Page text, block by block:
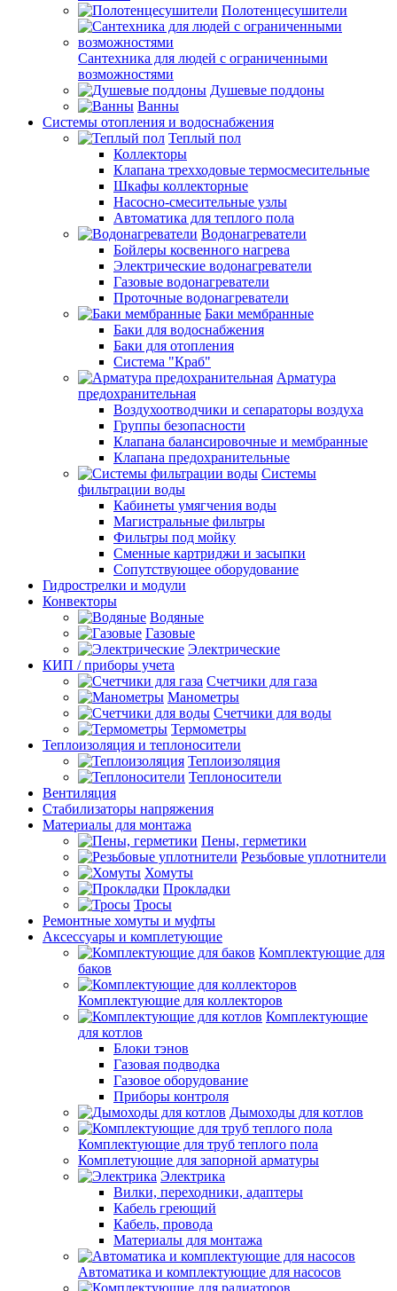
Полотенцесушители
Сантехника для людей с ограниченными
возможностями
Душевые поддоны
Ванны
Системы отопления и водоснабжения
Теплый пол
Коллекторы
Клапана трехходовые термосмесительные
Шкафы коллекторные
Насосно-смесительные узлы
Автоматика для теплого пола
Водонагреватели
Бойлеры косвенного нагрева
Электрические водонагреватели
Газовые водонагреватели
Проточные водонагреватели
Баки мембранные
Баки для водоснабжения
Баки для отопления
Система "Краб"
Арматура
предохранительная
Воздухоотводчики и сепараторы воздуха
Группы безопасности
Клапана балансировочные и мембранные
Клапана предохранительные
Системы
фильтрации воды
Кабинеты умягчения воды
Магистральные фильтры
Фильтры под мойку
Сменные картриджи и засыпки
Сопутствующее оборудование
Гидрострелки и модули
Конвекторы
Водяные
Газовые
Электрические
КИП / приборы учета
Счетчики для газа
Манометры
Счетчики для воды
Термометры
Теплоизоляция и теплоносители
Теплоизоляция
Теплоносители
Вентиляция
Стабилизаторы напряжения
Материалы для монтажа
Пены, герметики
Резьбовые уплотнители
Хомуты
Прокладки
Тросы
Ремонтные хомуты и муфты
Аксессуары и комплетующие
Комплектующие для
баков
Комплектующие для коллекторов
Комплектующие
для котлов
Блоки тэнов
Газовая подводка
Газовое оборудование
Приборы контроля
Дымоходы для котлов
Комплектующие для труб теплого пола
Комплетующие для запорной арматуры
Электрика
Вилки, переходники, адаптеры
Кабель греющий
Кабель, провода
Материалы для монтажа
Автоматика и комплектующие для насосов